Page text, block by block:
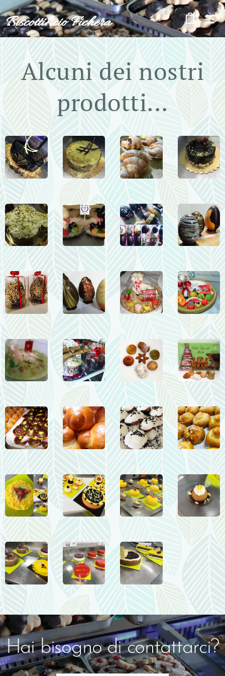
Biscottificio Fichera
Alcuni dei nostri
prodotti...
Hai bisogno di contattarci?